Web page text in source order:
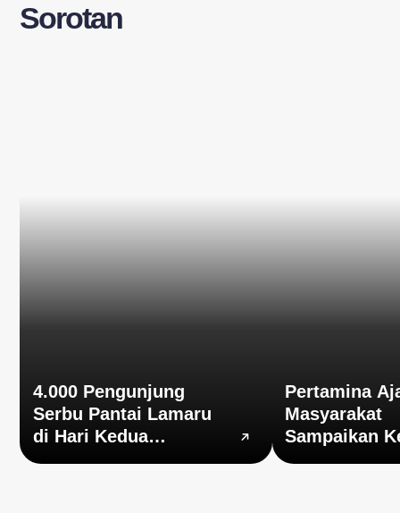
Sorotan
4.000 Pengunjung
Serbu Pantai Lamaru
di Hari Kedua
Lebaran
Pertamina
Masyarakat
Sampaikan
Melalui